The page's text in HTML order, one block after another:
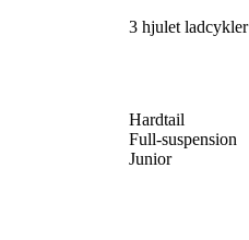
3 hjulet ladcykler
Hardtail
Full-suspension
Junior